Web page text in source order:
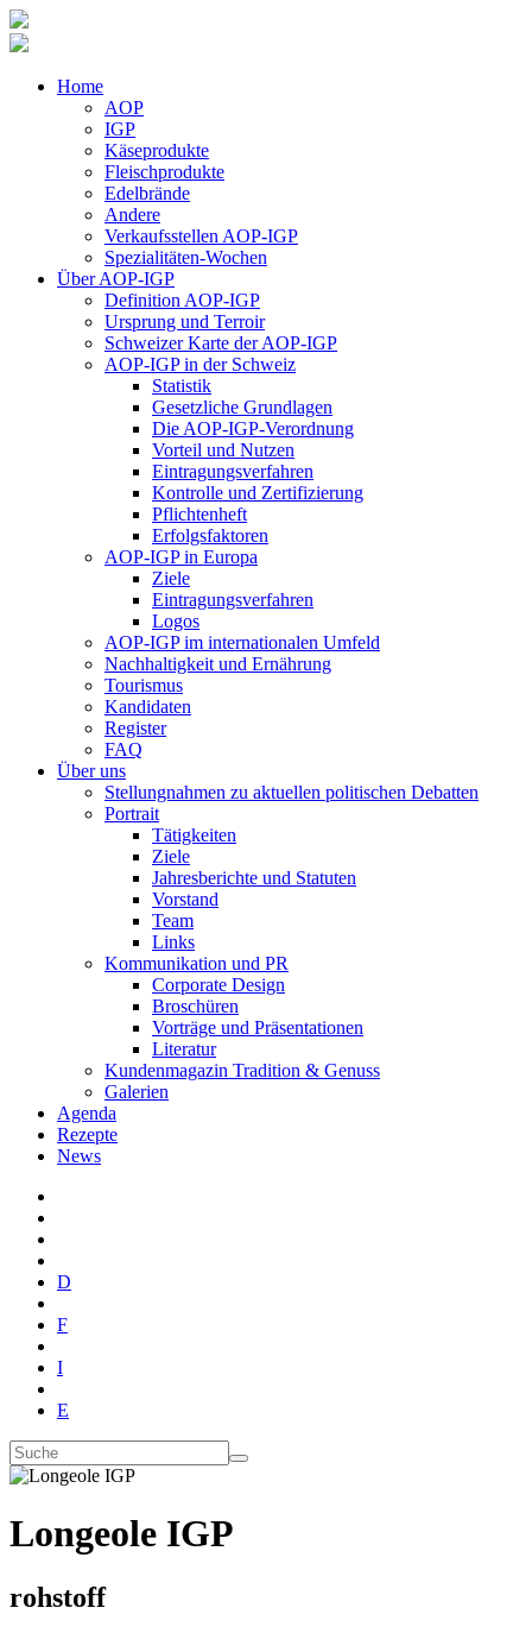
Home
AOP
IGP
Käseprodukte
Fleischprodukte
Edelbrände
Andere
Verkaufsstellen AOP-IGP
Spezialitäten-Wochen
Über AOP-IGP
Definition AOP-IGP
Ursprung und Terroir
Schweizer Karte der AOP-IGP
AOP-IGP in der Schweiz
Statistik
Gesetzliche Grundlagen
Die AOP-IGP-Verordnung
Vorteil und Nutzen
Eintragungsverfahren
Kontrolle und Zertifizierung
Pflichtenheft
Erfolgsfaktoren
AOP-IGP in Europa
Ziele
Eintragungsverfahren
Logos
AOP-IGP im internationalen Umfeld
Nachhaltigkeit und Ernährung
Tourismus
Kandidaten
Register
FAQ
Über uns
Stellungnahmen zu aktuellen politischen Debatten
Portrait
Tätigkeiten
Ziele
Jahresberichte und Statuten
Vorstand
Team
Links
Kommunikation und PR
Corporate Design
Broschüren
Vorträge und Präsentationen
Literatur
Kundenmagazin Tradition & Genuss
Galerien
Agenda
Rezepte
News
D
F
I
E
Longeole IGP
rohstoff